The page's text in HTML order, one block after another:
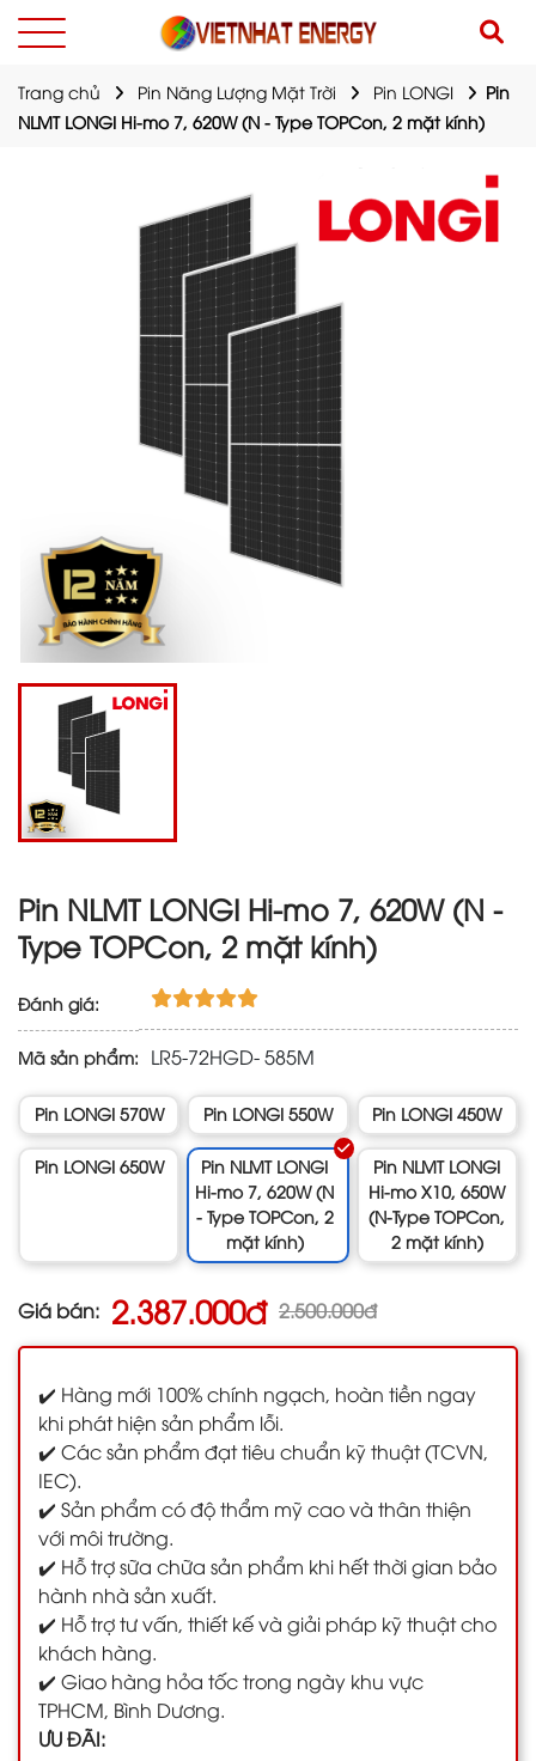
Trang chủ Pin Năng Lượng Mặt Trời Pin LONGI
Pin
NLMT LONGI Hi-mo 7, 620W (N - Type TOPCon, 2 mặt kính)
Pin NLMT LONGI Hi-mo 7, 620W (N -
Type TOPCon, 2 mặt kính)
Đánh giá:
Mã sản phẩm: LR5-72HGD- 585M
Pin LONGI 570W Pin LONGI 550W Pin LONGI 450W
Pin LONGI 650W
Pin NLMT LONGI
Hi-mo 7, 620W (N
- Type TOPCon, 2
mặt kính)
Pin NLMT LONGI
Hi-mo X10, 650W
(N-Type TOPCon,
2 mặt kính)
Giá bán: 2.387.000đ 2.500.000đ
✔️ Hàng mới 100% chính ngạch, hoàn tiền ngay
khi phát hiện sản phẩm lỗi.
✔️ Các sản phẩm đạt tiêu chuẩn kỹ thuật (TCVN,
IEC).
✔️ Sản phẩm có độ thẩm mỹ cao và thân thiện
với môi trường.
✔️ Hỗ trợ sữa chữa sản phẩm khi hết thời gian bảo
hành nhà sản xuất.
✔️ Hỗ trợ tư vấn, thiết kế và giải pháp kỹ thuật cho
khách hàng.
✔️ Giao hàng hỏa tốc trong ngày khu vực
TPHCM, Bình Dương.
ƯU ĐÃI: